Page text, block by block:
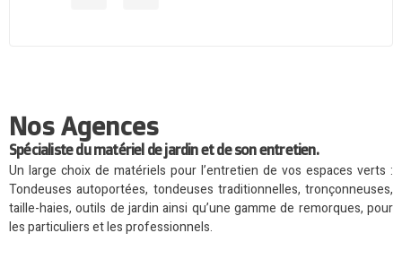
Nos Agences
Spécialiste du matériel de jardin et de son entretien.
Un large choix de matériels pour l’entretien de vos espaces verts :
Tondeuses autoportées, tondeuses traditionnelles, tronçonneuses,
taille-haies, outils de jardin ainsi qu’une gamme de remorques, pour
les particuliers et les professionnels.